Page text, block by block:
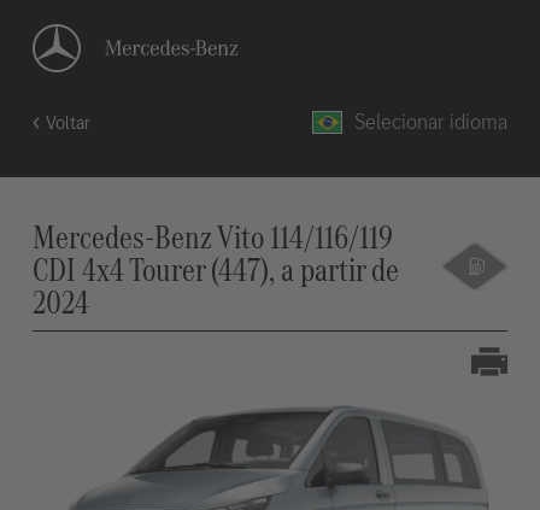
Voltar Selecionar idioma
Mercedes-Benz Vito 114/116/119
CDI 4x4 Tourer (447), a partir de
2024